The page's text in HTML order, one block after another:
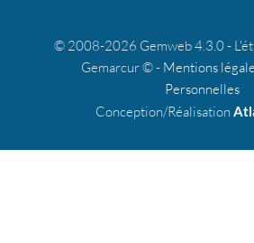
© 2008-2026 Gemweb 4.3.0 -
Gemarcur © - Mentions
Personnelles
Conception/Réalisation